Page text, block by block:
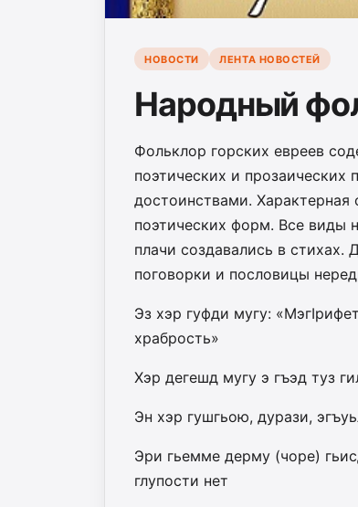
НОВОСТИ ЛЕНТА НОВОСТЕЙ
Народный
Фольклор горских евреев
поэтических и
достоинствами. Характерная
поэтических форм. Все виды
плачи создавались в стихах.
поговорки и пословицы
Эз хэр гуфди мугу:
храбрость»
Хэр дегешд мугу э гъэд туз
Эн хэр гушгьою, дурази,
Эри гьемме дерму (чоре)
глупости нет